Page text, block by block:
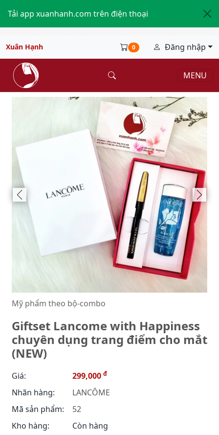
Tải app xuanhanh.com trên điện thoại
Xuân Hạnh 0 Đăng nhập
MENU
Mỹ phẩm theo bộ-combo
Giftset Lancome with Happiness
chuyên dụng trang điểm cho mắt
(NEW)
Giá: 299,000 đ
Nhãn hàng:
LANCÔME
Mã sản phẩm:
52
Kho hàng:
Còn hàng